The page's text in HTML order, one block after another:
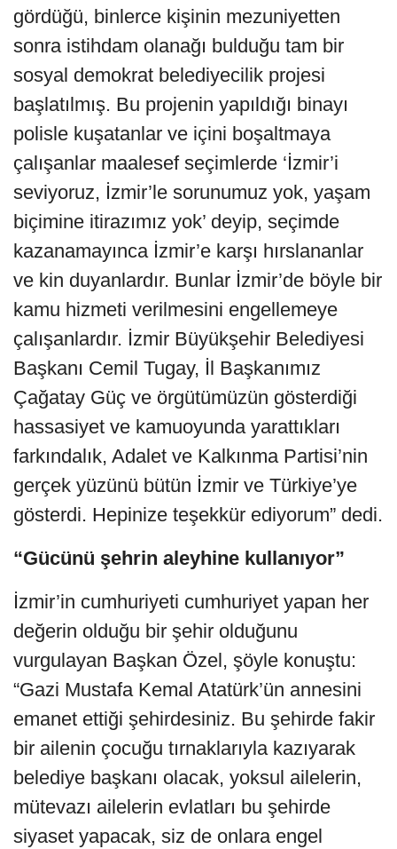
gördüğü, binlerce kişinin mezuniyetten
sonra istihdam olanağı bulduğu tam bir
sosyal demokrat belediyecilik projesi
başlatılmış. Bu projenin yapıldığı binayı
polisle kuşatanlar ve içini boşaltmaya
çalışanlar maalesef seçimlerde ‘İzmir’i
seviyoruz, İzmir’le sorunumuz yok, yaşam
biçimine itirazımız yok’ deyip, seçimde
kazanamayınca İzmir’e karşı hırslananlar
ve kin duyanlardır. Bunlar İzmir’de böyle bir
kamu hizmeti verilmesini engellemeye
çalışanlardır. İzmir Büyükşehir Belediyesi
Başkanı Cemil Tugay, İl Başkanımız
Çağatay Güç ve örgütümüzün gösterdiği
hassasiyet ve kamuoyunda yarattıkları
farkındalık, Adalet ve Kalkınma Partisi’nin
gerçek yüzünü bütün İzmir ve Türkiye’ye
gösterdi. Hepinize teşekkür ediyorum” dedi.
“Gücünü şehrin aleyhine kullanıyor”
İzmir’in cumhuriyeti cumhuriyet yapan her
değerin olduğu bir şehir olduğunu
vurgulayan Başkan Özel, şöyle konuştu:
“Gazi Mustafa Kemal Atatürk’ün annesini
emanet ettiği şehirdesiniz. Bu şehirde fakir
bir ailenin çocuğu tırnaklarıyla kazıyarak
belediye başkanı olacak, yoksul ailelerin,
mütevazı ailelerin evlatları bu şehirde
siyaset yapacak, siz de onlara engel